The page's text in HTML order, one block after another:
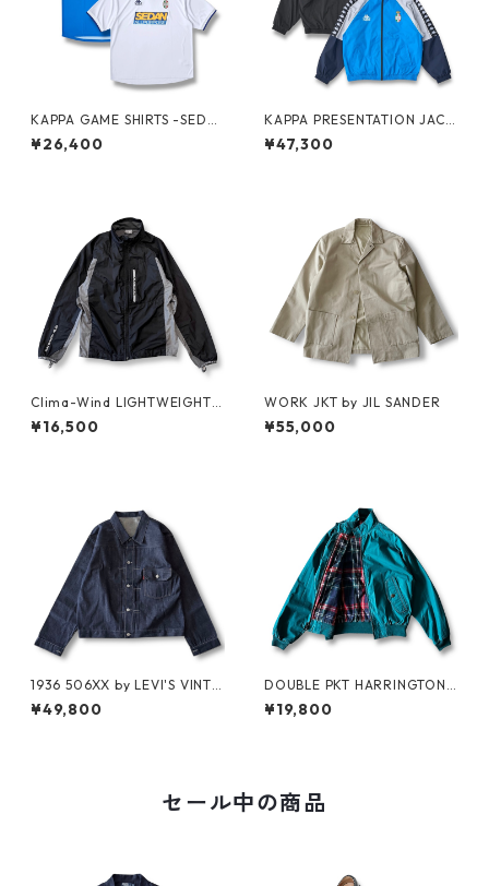
KAPPA GAME SHIRTS -SEDA
N ALL-PURPOSE-
¥26,400
KAPPA PRESENTATION JACK
ET -SEDAN ALL-PURPOSE-
¥47,300
Clima-Wind LIGHTWEIGHT J
KT by SALOMON
¥16,500
WORK JKT by JIL SANDER
¥55,000
1936 506XX by LEVI'S VINTA
GE GLOTHING NO-WASH
¥49,800
DOUBLE PKT HARRINGTON J
KT by LANDS'END
¥19,800
セール中の商品